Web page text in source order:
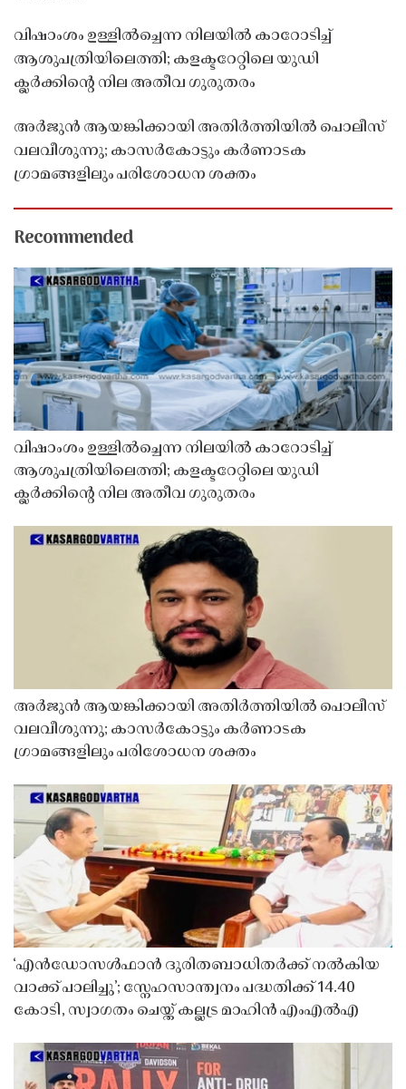
വിഷാംശം ഉള്ളിൽച്ചെന്ന നിലയിൽ കാറോടിച്ച്
ആശുപത്രിയിലെത്തി; കളക്ടറേറ്റിലെ യുഡി
ക്ലർക്കിൻ്റെ നില അതീവ ഗുരുതരം
അർജുൻ ആയങ്കിക്കായി അതിർത്തിയിൽ പൊലീസ്
വലവീശുന്നു; കാസർകോട്ടും കർണാടക
ഗ്രാമങ്ങളിലും പരിശോധന ശക്തം
Recommended
വിഷാംശം ഉള്ളിൽച്ചെന്ന നിലയിൽ കാറോടിച്ച്
ആശുപത്രിയിലെത്തി; കളക്ടറേറ്റിലെ യുഡി
ക്ലർക്കിൻ്റെ നില അതീവ ഗുരുതരം
അർജുൻ ആയങ്കിക്കായി അതിർത്തിയിൽ പൊലീസ്
വലവീശുന്നു; കാസർകോട്ടും കർണാടക
ഗ്രാമങ്ങളിലും പരിശോധന ശക്തം
‘എൻഡോസൾഫാൻ ദുരിതബാധിതർക്ക് നൽകിയ
വാക്ക് പാലിച്ചു’; സ്നേഹസാന്ത്വനം പദ്ധതിക്ക് 14.40
കോടി, സ്വാഗതം ചെയ്ത് കല്ലട്ര മാഹിൻ എംഎൽഎ